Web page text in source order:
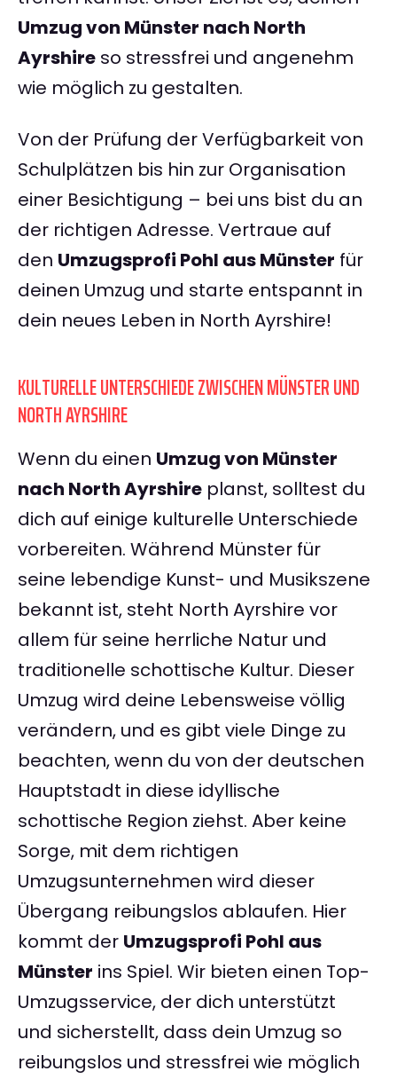
Umzug von Münster nach North
Ayrshire so stressfrei und angenehm
wie möglich zu gestalten.
Von der Prüfung der Verfügbarkeit von
Schulplätzen bis hin zur Organisation
einer Besichtigung – bei uns bist du an
der richtigen Adresse. Vertraue auf
den Umzugsprofi Pohl aus Münster für
deinen Umzug und starte entspannt in
dein neues Leben in North Ayrshire!
KULTURELLE UNTERSCHIEDE ZWISCHEN MÜNSTER UND
NORTH AYRSHIRE
Wenn du einen Umzug von Münster
nach North Ayrshire planst, solltest du
dich auf einige kulturelle Unterschiede
vorbereiten. Während Münster für
seine lebendige Kunst- und Musikszene
bekannt ist, steht North Ayrshire vor
allem für seine herrliche Natur und
traditionelle schottische Kultur. Dieser
Umzug wird deine Lebensweise völlig
verändern, und es gibt viele Dinge zu
beachten, wenn du von der deutschen
Hauptstadt in diese idyllische
schottische Region ziehst. Aber keine
Sorge, mit dem richtigen
Umzugsunternehmen wird dieser
Übergang reibungslos ablaufen. Hier
kommt der Umzugsprofi Pohl aus
Münster ins Spiel. Wir bieten einen Top-
Umzugsservice, der dich unterstützt
und sicherstellt, dass dein Umzug so
reibungslos und stressfrei wie möglich